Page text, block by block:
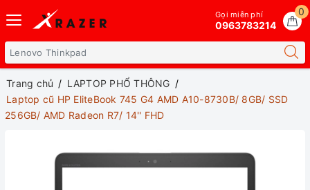
0
Gọi miễn phí
0963783214
Trang chủ
LAPTOP PHỔ THÔNG
Laptop cũ HP EliteBook 745 G4 AMD A10-8730B/ 8GB/ SSD
256GB/ AMD Radeon R7/ 14'' FHD